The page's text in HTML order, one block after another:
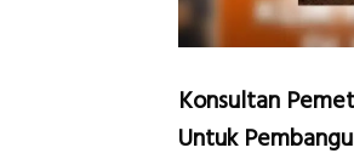
Konsultan
Untuk